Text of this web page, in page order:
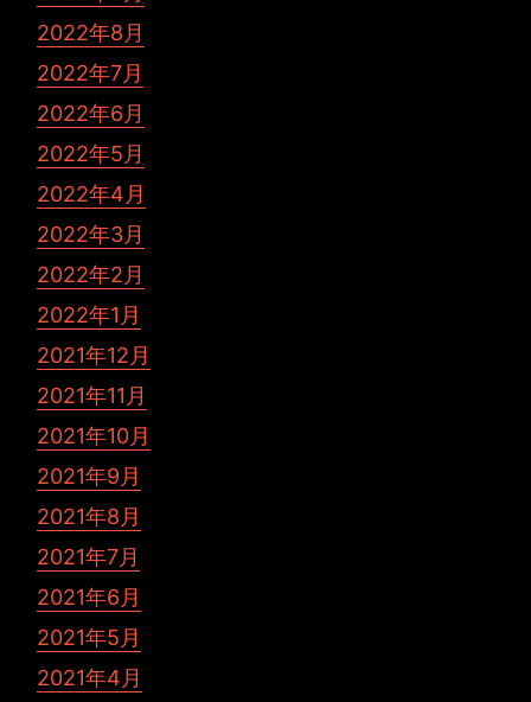
2022年8月
2022年7月
2022年6月
2022年5月
2022年4月
2022年3月
2022年2月
2022年1月
2021年12月
2021年11月
2021年10月
2021年9月
2021年8月
2021年7月
2021年6月
2021年5月
2021年4月